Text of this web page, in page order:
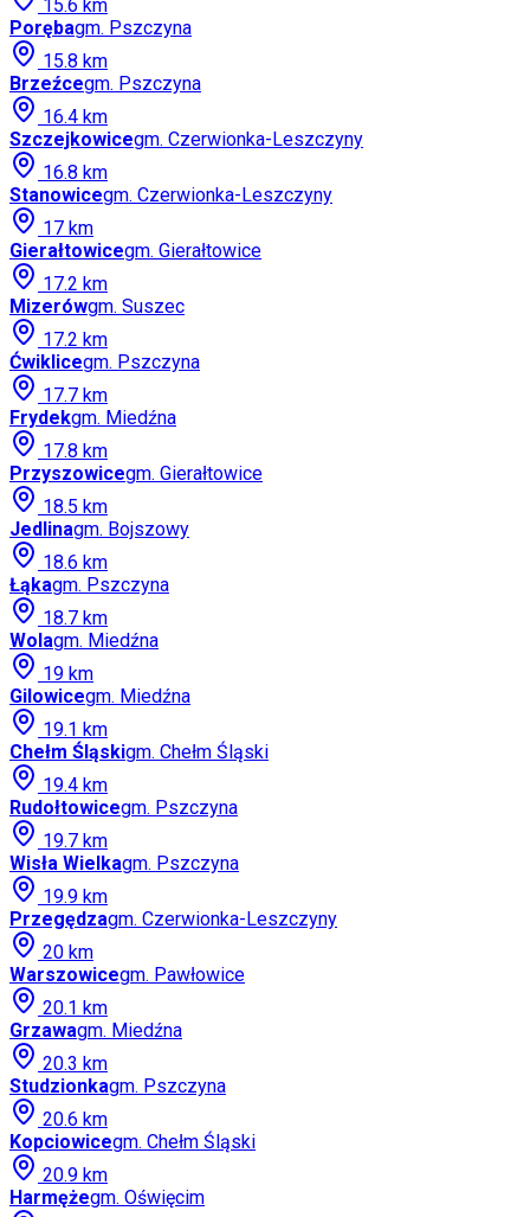
15.6 km
Porębagm. Pszczyna
15.8 km
Brzeźcegm. Pszczyna
16.4 km
Szczejkowicegm. Czerwionka-Leszczyny
16.8 km
Stanowicegm. Czerwionka-Leszczyny
17 km
Gierałtowicegm. Gierałtowice
17.2 km
Mizerówgm. Suszec
17.2 km
Ćwiklicegm. Pszczyna
17.7 km
Frydekgm. Miedźna
17.8 km
Przyszowicegm. Gierałtowice
18.5 km
Jedlinagm. Bojszowy
18.6 km
Łąkagm. Pszczyna
18.7 km
Wolagm. Miedźna
19 km
Gilowicegm. Miedźna
19.1 km
Chełm Śląskigm. Chełm Śląski
19.4 km
Rudołtowicegm. Pszczyna
19.7 km
Wisła Wielkagm. Pszczyna
19.9 km
Przegędzagm. Czerwionka-Leszczyny
20 km
Warszowicegm. Pawłowice
20.1 km
Grzawagm. Miedźna
20.3 km
Studzionkagm. Pszczyna
20.6 km
Kopciowicegm. Chełm Śląski
20.9 km
Harmężegm. Oświęcim